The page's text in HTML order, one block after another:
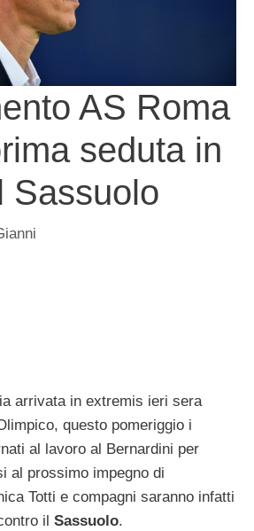
AS Roma
seduta in
Sassuolo
arrivata in extremis ieri sera
questo pomeriggio i
al lavoro al Bernardini per
al prossimo impegno di
Totti e compagni saranno infatti
il Sassuolo.